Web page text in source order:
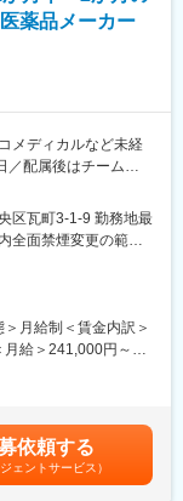
ど
業もあります。
介なので抵抗なく
や成分など基礎知識
仕事の流れを学びま
といった実践的なス
既存のお客様をメイ
す！
ますのでご安心くだ
映されます。
薬品メーカー
メディカルなど未経
／配属後はチーム制
ーや医薬品卸へ訪
係構築、製品PR、顧
区瓦町3-1-9 勤務地最
全面禁煙変更の範
月給制＜賃金内訳＞
給＞241,000円～
可能性があります。
依頼する
ジェントサービス）